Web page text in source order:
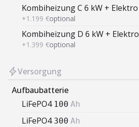
Kombiheizung C 6 kW + Elektro
+1.199 €optional
Kombiheizung D 6 kW + Elektro
+1.399 €optional
Versorgung
Aufbaubatterie
LiFePO4 100 Ah
LiFePO4 300 Ah